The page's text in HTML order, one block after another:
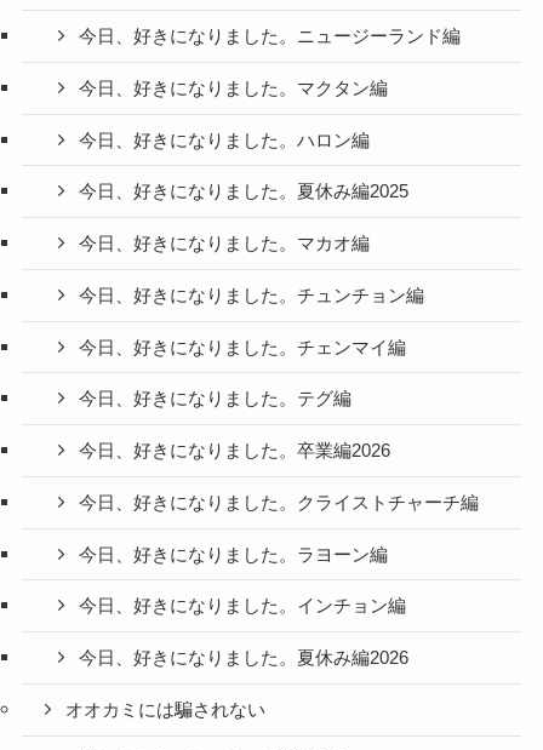
今日、好きになりました。ニュージーランド編
今日、好きになりました。マクタン編
今日、好きになりました。ハロン編
今日、好きになりました。夏休み編2025
今日、好きになりました。マカオ編
今日、好きになりました。チュンチョン編
今日、好きになりました。チェンマイ編
今日、好きになりました。テグ編
今日、好きになりました。卒業編2026
今日、好きになりました。クライストチャーチ編
今日、好きになりました。ラヨーン編
今日、好きになりました。インチョン編
今日、好きになりました。夏休み編2026
オオカミには騙されない